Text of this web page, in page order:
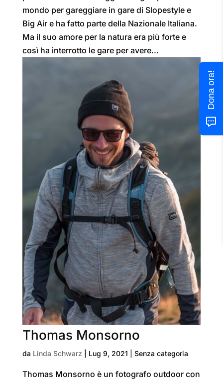
mondo per gareggiare in gare di Slopestyle e
Big Air e ha fatto parte della Nazionale Italiana.
Ma il suo amore per la natura era più forte e
così ha interrotto le gare per avere...
Thomas Monsorno
da Linda Schwarz Lug 9, 2021 | Senza categoria
Thomas Monsorno è un fotografo outdoor con
Dona ora!